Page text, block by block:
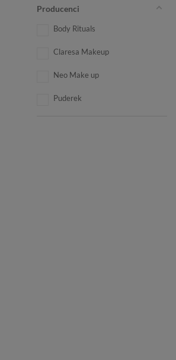
Producenci
Body Rituals
Claresa Makeup
Neo Make up
Puderek